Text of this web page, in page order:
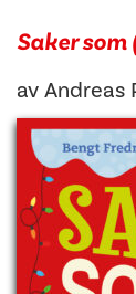
Saker som
av Andreas